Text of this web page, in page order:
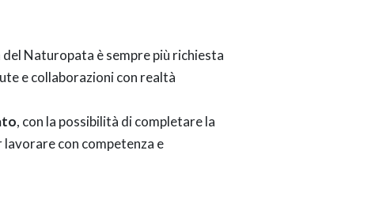
Naturopata è sempre più richiesta
e collaborazioni con realtà
, con la possibilità di completare la
con competenza e